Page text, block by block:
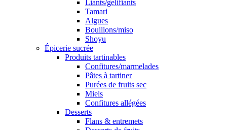
Liants/gelifiants
Tamari
Algues
Bouillons/miso
Shoyu
Épicerie sucrée
Produits tartinables
Confitures/marmelades
Pâtes à tartiner
Purées de fruits sec
Miels
Confitures allégées
Desserts
Flans & entremets